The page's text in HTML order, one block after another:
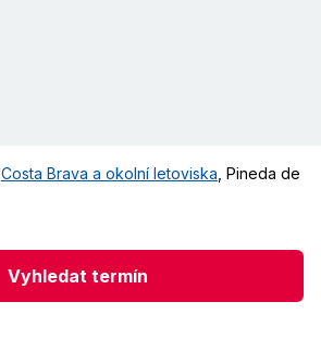
Costa Brava a okolní letoviska Pineda de
Vyhledat termín